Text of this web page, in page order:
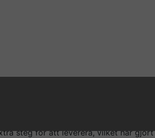
att samarbeta med Ohana i många
professionalism, lyhördhet och
kreativa lösningar gör att man alltid
händer, även under pressade tidsramar.
steg för att leverera, vilket har gjort